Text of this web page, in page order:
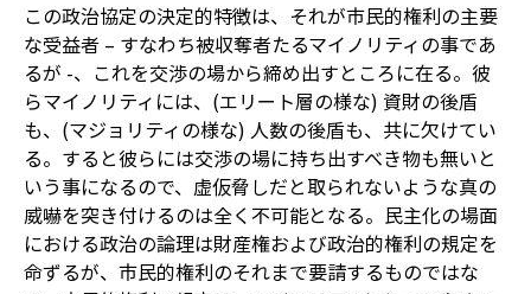
この政治協定の決定的特徴は、それが市民的権利の主要
な受益者 – すなわち被収奪者たるマイノリティの事であ
るが -、これを交渉の場から締め出すところに在る。彼
らマイノリティには、(エリート層の様な) 資財の後盾
も、(マジョリティの様な) 人数の後盾も、共に欠けてい
る。すると彼らには交渉の場に持ち出すべき物も無いと
いう事になるので、虚仮脅しだと取られないような真の
威嚇を突き付けるのは全く不可能となる。民主化の場面
における政治の論理は財産権および政治的権利の規定を
命ずるが、市民的権利のそれまで要請するものではな